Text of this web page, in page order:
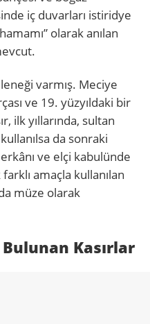
iç duvarları istiridye
olarak anılan
varmış. Meciye
ve 19. yüzyıldaki bir
ilk yıllarında, sultan
da sonraki
ve elçi kabulünde
amaçla kullanılan
müze olarak
Kasırlar